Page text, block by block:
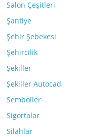
Salon Çeşitleri
Şantiye
Şehir Şebekesi
Şehircilik
Şekiller
Şekiller Autocad
Semboller
Sigortalar
Silahlar